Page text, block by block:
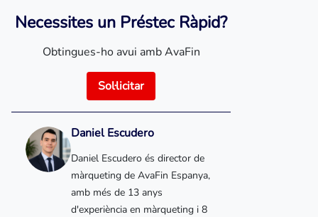
Necessites un Préstec Ràpid?
Obtingues-ho avui amb AvaFin
Sol·licitar
Daniel Escudero
Daniel Escudero és director de
màrqueting de AvaFin Espanya,
amb més de 13 anys
d'experiència en màrqueting i 8